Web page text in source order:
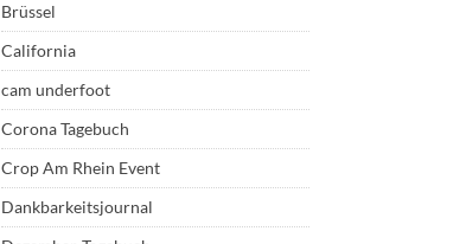
Brüssel
California
cam underfoot
Corona Tagebuch
Crop Am Rhein Event
Dankbarkeitsjournal